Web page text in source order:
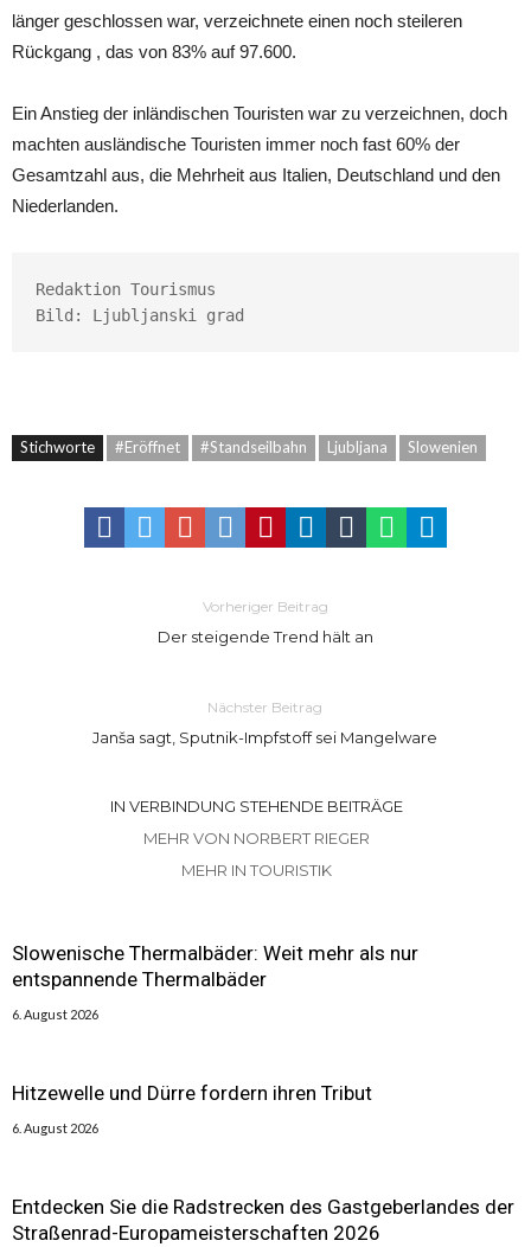
länger geschlossen war, verzeichnete einen noch steileren
Rückgang , das von 83% auf 97.600.
Ein Anstieg der inländischen Touristen war zu verzeichnen, doch
machten ausländische Touristen immer noch fast 60% der
Gesamtzahl aus, die Mehrheit aus Italien, Deutschland und den
Niederlanden.
Redaktion Tourismus
Bild: Ljubljanski grad
Stichworte #Eröffnet #Standseilbahn Ljubljana Slowenien
Vorheriger Beitrag
Der steigende Trend hält an
Nächster Beitrag
Janša sagt, Sputnik-Impfstoff sei Mangelware
IN VERBINDUNG STEHENDE BEITRÄGE
MEHR VON NORBERT RIEGER
MEHR IN TOURISTIK
Slowenische Thermalbäder: Weit mehr als nur
entspannende Thermalbäder
6. August 2026
Hitzewelle und Dürre fordern ihren Tribut
6. August 2026
Entdecken Sie die Radstrecken des Gastgeberlandes der
Straßenrad-Europameisterschaften 2026